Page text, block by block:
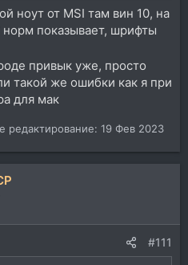
ноут от MSI там вин 10, на
показывает, шрифты
привык уже, просто
такой же ошибки как я при
для мак
редактирование: 19 Фев 2023
#111